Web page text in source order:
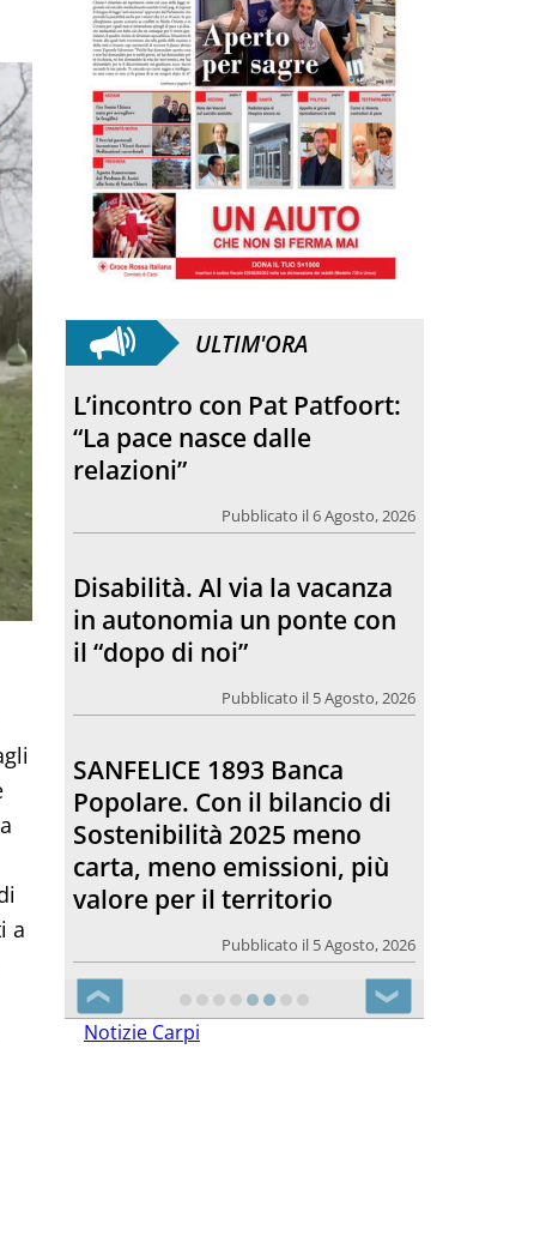
a
ULTIM'ORA
L’incontro con Pat Patfoort:
“La pace nasce dalle
relazioni”
Pubblicato il 6 Agosto, 2026
Disabilità. Al via la vacanza
in autonomia un ponte con
il “dopo di noi”
Pubblicato il 5 Agosto, 2026
SANFELICE 1893 Banca
Popolare. Con il bilancio di
Sostenibilità 2025 meno
carta, meno emissioni, più
valore per il territorio
Pubblicato il 5 Agosto, 2026
❮ ❯
Notizie Carpi